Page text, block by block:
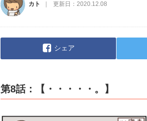
カト 更新日： 2020.12.08
シェア
第8話：【・・・・・。】